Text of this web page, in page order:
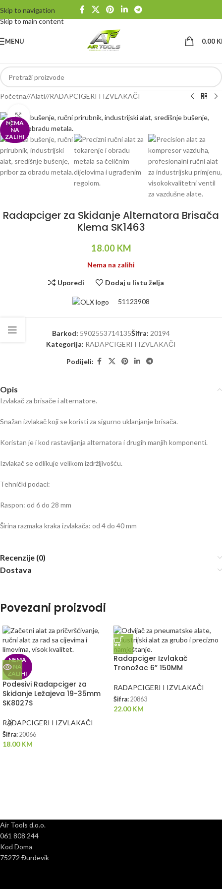
Skip to navigation
Skip to main content
MENU 0.00
Početna/ Alati/ RADAPCIGERI I IZVLAKAČI
NEMA
NA
ZALIHI
Klikni da uvećaš
Radapciger za Skidanje Alternatora Brisača
Klema SK1463
18.00 KM
Nema na zalihi
Uporedi Dodaj u listu želja
51123908
Barkod: 5902553714135Šifra: 20194
Kategorija: RADAPCIGERI I IZVLAKAČI
Podijeli:
Opis
Izvlakač za brisače i alternatore.
Snažan izvlakač koji se koristi za sigurno uklanjanje brisača.
Koristan je i kod rastavljanja alternatora i drugih manjih komponenti.
Izvlakač se odlikuje velikom izdržljivošću.
Tehnički podaci:
Raspon: od 6 do 28 mm
Širina razmaka kraka izvlakača: od 4 do 40 mm
Recenzije (0)
Dostava
Povezani proizvodi
NEMA
NA
ZALIHI
Podesivi Radapciger za
Skidanje Ležajeva 19-35mm
SK8027S
RADAPCIGERI I IZVLAKAČI
Šifra: 20066
18.00KM
Radapciger Izvlakač
Tronožac 6” 150MM
RADAPCIGERI I IZVLAKAČI
Šifra: 20863
22.00KM
Air Tools d.o.o.
061 808 244
Kod Doma
75272 Đurđevik